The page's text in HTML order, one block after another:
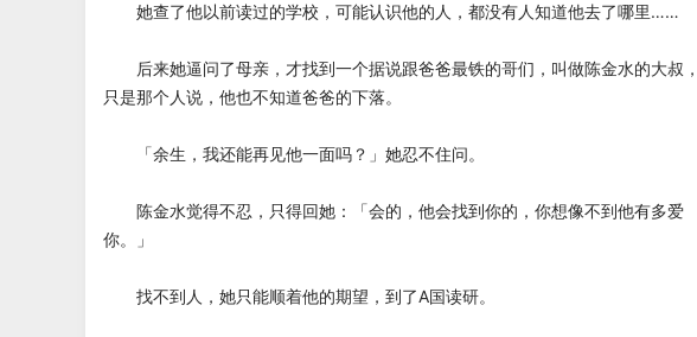
她查了他以前读过的学校，可能认识他的人，都没有人知道他去了哪里……
后来她逼问了母亲，才找到一个据说跟爸爸最铁的哥们，叫做陈金水的大叔，
只是那个人说，他也不知道爸爸的下落。
「余生，我还能再见他一面吗？」她忍不住问。
陈金水觉得不忍，只得回她：「会的，他会找到你的，你想像不到他有多爱
你。」
找不到人，她只能顺着他的期望，到了A国读研。